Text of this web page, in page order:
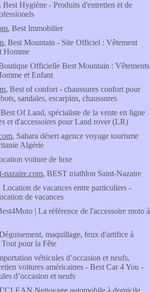
, Best Hygiène - Produits d'entretien et de
, Best Immobilier
, Best Mountain - Site Officiel : Vêtement
Homme
Officielle Best Mountain : Vêtements
et Enfant
, Best of confort - chaussures confort pour
sandales, escarpins, chaussures
Of Land, spécialiste de la vente en ligne
et d'accessoires pour Land rover (LR)
, Sahara désert agence voyage tourisme
Algérie
voiture de luxe
nazaire.com, BEST triathlon Saint-Nazaire
Location de vacances entre particuliers -
de vacances
| La référence de l'accessoire moto à
maquillage, feux d'artifice à
pour la Fête
véhicules d’occasion et neufs,
voitures américaines - Best Car 4 You -
d’occasion et neufs
Nettoyage automobile à domicile